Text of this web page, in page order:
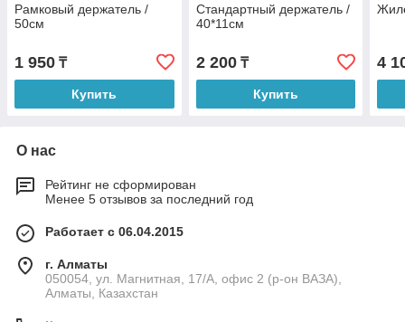
Рамковый держатель /
50см
1 950 ₸
Купить
Стандартный держатель /
40*11см
2 200₸
Купить
4
О нас
Рейтинг не сформирован
Менее 5 отзывов за последний год
Работает с 06.04.2015
г. Алматы
050054, ул. Магнитная, 17/А, офис 2 (р-он ВАЗА),
Алматы, Казахстан